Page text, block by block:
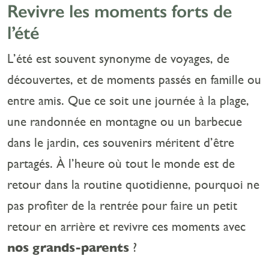
Revivre les moments forts de
l’été
L’été est souvent synonyme de voyages, de
découvertes, et de moments passés en famille ou
entre amis. Que ce soit une journée à la plage,
une randonnée en montagne ou un barbecue
dans le jardin, ces souvenirs méritent d’être
partagés. À l’heure où tout le monde est de
retour dans la routine quotidienne, pourquoi ne
pas profiter de la rentrée pour faire un petit
retour en arrière et revivre ces moments avec
nos grands-parents ?